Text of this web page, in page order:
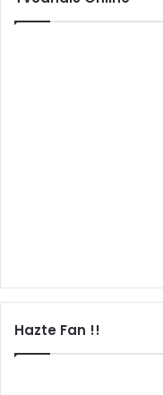
Hazte Fan !!